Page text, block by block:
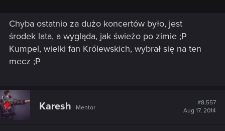
Chyba ostatnio za dużo koncertów było, jest
środek lata, a wygląda, jak świeżo po zimie ;P
Kumpel, wielki fan Królewskich, wybrał się na ten
mecz ;P
Karesh Mentor
#8,557
Aug 17, 2014